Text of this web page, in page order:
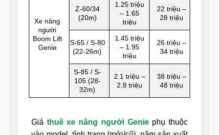
Xe nâng
người
Boom Lift
Genie
Z-60/34
(20m)
1.25 triệu
– 1.65
triệu
22 triệu –
28 triệu
S-65 / S-80
(22-26m)
1.45 triệu
– 1.95
triệu
26 triệu –
34 triệu
S-85 / S-
105 (28-
32m)
2.1 triệu –
2.8 triệu
38 triệu –
48 triệu
Giá thuê xe nâng người Genie phụ thuộc